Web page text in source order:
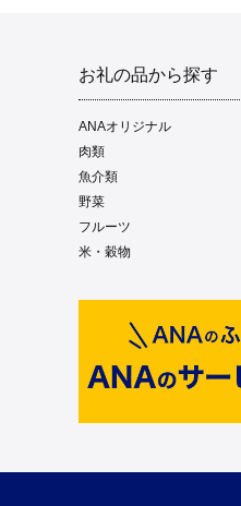
お礼の品から探す
ANAオリジナル
肉類
魚介類
野菜
フルーツ
米・穀物